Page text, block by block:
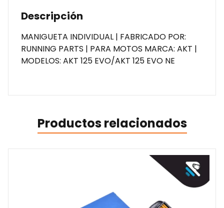
Descripción
MANIGUETA INDIVIDUAL | FABRICADO POR:
RUNNING PARTS | PARA MOTOS MARCA: AKT |
MODELOS: AKT 125 EVO/AKT 125 EVO NE
Productos relacionados